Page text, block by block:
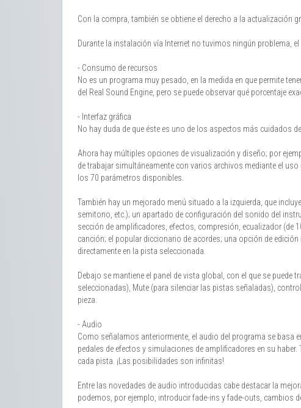
Con la compra, también se obtiene el derecho a la actualización
Durante la instalación vía Internet no tuvimos ningún problema,
- Consumo de recursos
No es un programa muy pesado, en la medida en que permite
del Real Sound Engine, pero se puede observar qué porcentaje
- Interfaz gráfica
No hay duda de que éste es uno de los aspectos más cuidados
Ahora hay múltiples opciones de visualización y diseño; por
de trabajar simultáneamente con varios archivos mediante el
los 70 parámetros disponibles.
También hay un mejorado menú situado a la izquierda, que
semitono, etc.); un apartado de configuración del sonido del
sección de amplificadores, efectos, compresión, ecualizador (de
canción; el popular diccionario de acordes; una opción de
directamente en la pista seleccionada.
Debajo se mantiene el panel de vista global, con el que se
seleccionadas), Mute (para silenciar las pistas señaladas),
pieza.
- Audio
Como señalamos anteriormente, el audio del programa se basa
pedales de efectos y simulaciones de amplificadores en su
cada pista. ¡Las posibilidades son infinitas!
Entre las novedades de audio introducidas cabe destacar la
podemos, por ejemplo, introducir fade-ins y fade-outs, cambios